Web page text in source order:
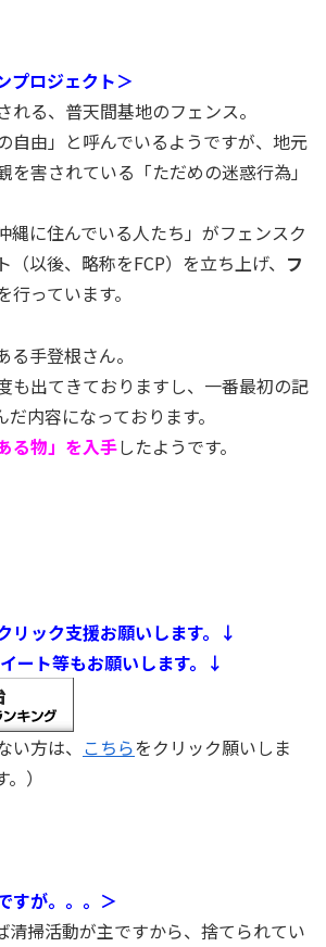
プロジェクト＞
れる、普天間基地のフェンス。
自由」と呼んでいるようですが、地元
を害されている「ただめの迷惑行為」
縄に住んでいる人たち」がフェンスク
（以後、略称をFCP）を立ち上げ、 フ
行っています。
る手登根さん。
も出てきておりますし、一番最初の記
内容になっております。
る物」を入手したようです。
リック支援お願いします。↓
ート等もお願いします。↓
方は、 こちらをクリック願いしま
）
すが。。。＞
清掃活動が主ですから、捨てられてい